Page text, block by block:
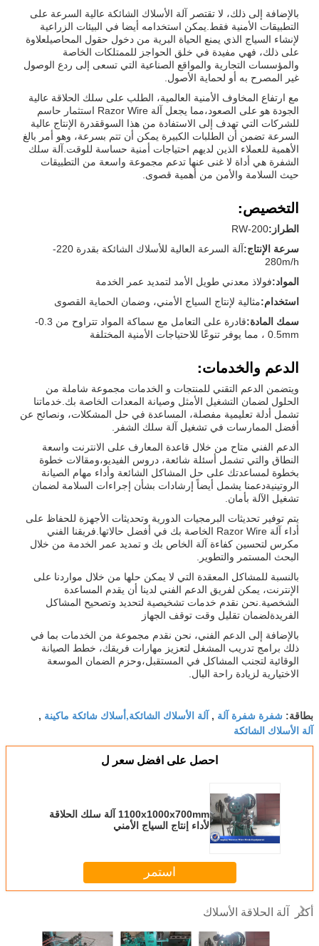
بالإضافة إلى ذلك، لا تقتصر آلة الأسلاك الشائكة عالية السرعة على
التطبيقات الأمنية فقط.يمكن استخدامه أيضا في البيئات الزراعية
لإنشاء السياج الذي يمنع الحياة البرية من دخول حقول المحاصيلعلاوة
على ذلك، فهي مفيدة في خلق الحواجز للممتلكات الخاصة
والمؤسسات التجارية والمواقع الصناعية التي تسعى إلى ردع الوصول
غير المصرح به أو لحماية الأصول.
مع ارتفاع المخاوف الأمنية العالمية، الطلب على سلك الحلاقة عالية
الجودة هو على الصعود،مما يجعل آلة Razor Wire استثمار حاسم
للشركات التي تهدف إلى الاستفادة من هذا السوققدرة الإنتاج عالية
السرعة تضمن أن الطلبات الكبيرة يمكن أن تتم بسرعة، وهو أمر بالغ
الأهمية للعملاء الذين لديهم احتياجات أمنية حساسة للوقت.آلة سلك
الشفرة هي أداة لا غنى عنها تدعم مجموعة واسعة من التطبيقات
حيث السلامة والأمن من أهمية قصوى.
التخصيص:
الطراز:RW-200
سرعة الإنتاج:
آلة السرعة العالية للأسلاك الشائكة بقدرة 220-
280m/h
المواد:فولاذ معدني طويل الأمد لتمديد عمر الخدمة
استخدام:مثالية لإنتاج السياج الأمني، وضمان الحماية القصوى
سمك المادة:
قادرة على التعامل مع سماكة المواد تتراوح من 0.3-
0.5mm ، مما يوفر تنوعًا للاحتياجات الأمنية المختلفة
الدعم والخدمات:
ويتضمن الدعم التقني للمنتجات و الخدمات مجموعة شاملة من
الحلول لضمان التشغيل الأمثل وصيانة المعدات الخاصة بك.خدماتنا
تشمل أدلة تعليمية مفصلة، المساعدة في حل المشكلات، ونصائح عن
أفضل الممارسات في تشغيل آلة سلك الشفر.
الدعم الفني متاح من خلال قاعدة المعارف على الانترنت واسعة
النطاق والتي تشمل أسئلة شائعة، دروس الفيديو،ومقالات خطوة
بخطوة لمساعدتك على حل المشاكل الشائعة وأداء مهام الصيانة
الروتينيةدعمنا يشمل أيضاً إرشادات بشأن إجراءات السلامة لضمان
تشغيل الآلة بأمان.
يتم توفير تحديثات البرمجيات الدورية وتحديثات الأجهزة للحفاظ على
أداء آلة Razor Wire الخاصة بك في أفضل حالاتها.فريقنا الفني
مكرس لتحسين كفاءة آلة الخاص بك و تمديد عمر الخدمة من خلال
البحث المستمر والتطوير.
بالنسبة للمشاكل المعقدة التي لا يمكن حلها من خلال مواردنا على
الإنترنت، يمكن لفريق الدعم الفني لدينا أن يقدم المساعدة
الشخصية.نحن نقدم خدمات تشخيصية لتحديد وتصحيح المشاكل
الفريدةلضمان تقليل وقت توقف الجهاز
بالإضافة إلى الدعم الفني، نحن نقدم مجموعة من الخدمات بما في
ذلك برامج تدريب المشغل لتعزيز مهارات فريقك، خطط الصيانة
الوقائية لتجنب المشاكل في المستقبل،وحزم الضمان الموسعة
الاختيارية لزيادة راحة البال.
بطاقة: شفرة شفرة آلة , آلة الأسلاك الشائكة,أسلاك شائكة ماكينة ,
آلة الأسلاك الشائكة
احصل على افضل سعر ل
1100x1000x700mm آلة سلك الحلاقة
لأداء إنتاج السياج الأمني
استمر
أكثر آلة الحلاقة الأسلاك